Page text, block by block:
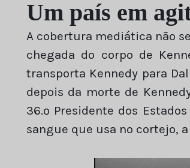
Um país em
A cobertura mediática não
chegada do corpo de
transporta Kennedy para
depois da morte de
36.º Presidente dos
sangue que usa no cortejo,